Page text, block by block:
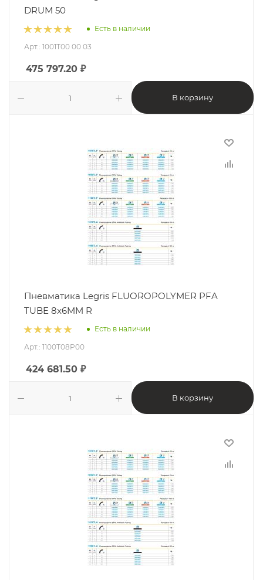
DRUM 50
Есть в наличии
Арт.: 1001T00 00 03
475 797.20 ₽
В корзину
Пневматика Legris FLUOROPOLYMER PFA
TUBE 8x6MM R
Есть в наличии
Арт.: 1100T08P00
424 681.50 ₽
В корзину